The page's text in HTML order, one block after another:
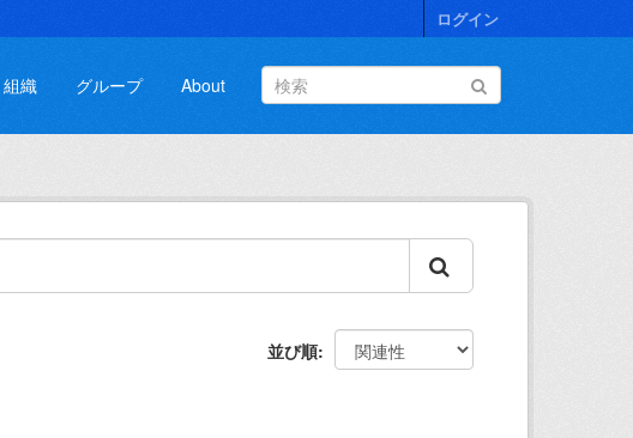
ログイン
組織 グループ About
並び順